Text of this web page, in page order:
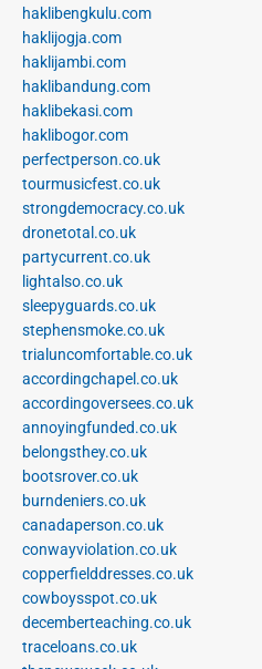
haklibengkulu.com
haklijogja.com
haklijambi.com
haklibandung.com
haklibekasi.com
haklibogor.com
perfectperson.co.uk
tourmusicfest.co.uk
strongdemocracy.co.uk
dronetotal.co.uk
partycurrent.co.uk
lightalso.co.uk
sleepyguards.co.uk
stephensmoke.co.uk
trialuncomfortable.co.uk
accordingchapel.co.uk
accordingoversees.co.uk
annoyingfunded.co.uk
belongsthey.co.uk
bootsrover.co.uk
burndeniers.co.uk
canadaperson.co.uk
conwayviolation.co.uk
copperfielddresses.co.uk
cowboysspot.co.uk
decemberteaching.co.uk
traceloans.co.uk